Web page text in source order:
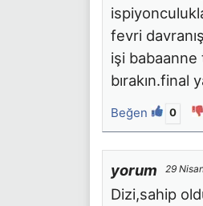
fevri
işi babaanne
bırakın.final
Beğen 0
yorum 29
Dizi,sahip